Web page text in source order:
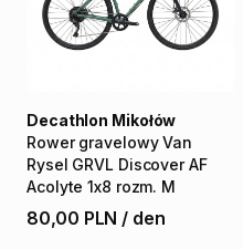
Rower gravelowy Van
Rysel GRVL Discover AF
Acolyte 1x8 rozm. M
Decathlon Mikołów
80,00 PLN / den